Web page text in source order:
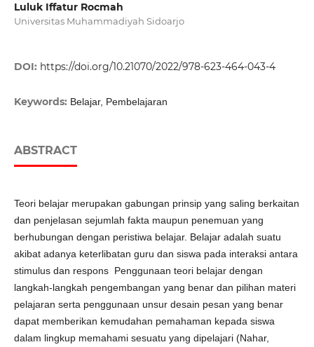
Luluk Iffatur Rocmah
Universitas Muhammadiyah Sidoarjo
DOI: https://doi.org/10.21070/2022/978-623-464-043-4
Keywords: Belajar, Pembelajaran
ABSTRACT
Teori belajar merupakan gabungan prinsip yang saling berkaitan
dan penjelasan sejumlah fakta maupun penemuan yang
berhubungan dengan peristiwa belajar. Belajar adalah suatu
akibat adanya keterlibatan guru dan siswa pada interaksi antara
stimulus dan respons Penggunaan teori belajar dengan
langkah-langkah pengembangan yang benar dan pilihan materi
pelajaran serta penggunaan unsur desain pesan yang benar
dapat memberikan kemudahan pemahaman kepada siswa
dalam lingkup memahami sesuatu yang dipelajari (Nahar,